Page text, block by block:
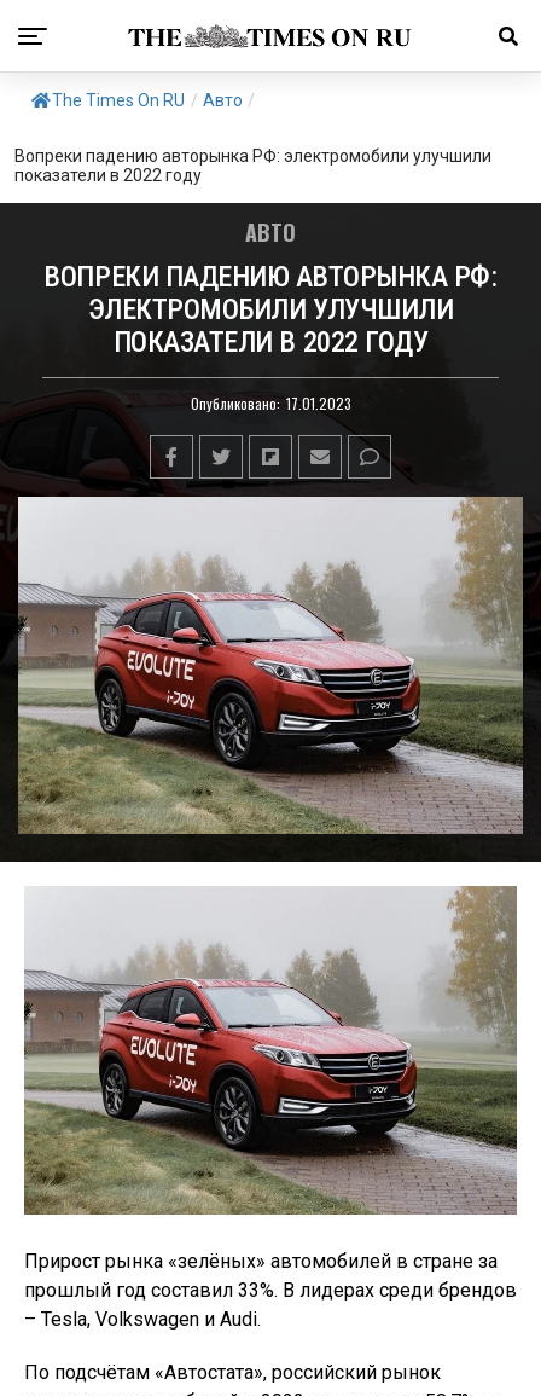
The Times On RU / Авто /
Вопреки падению авторынка РФ: электромобили улучшили
показатели в 2022 году
АВТО
ВОПРЕКИ ПАДЕНИЮ АВТОРЫНКА РФ:
ЭЛЕКТРОМОБИЛИ УЛУЧШИЛИ
ПОКАЗАТЕЛИ В 2022 ГОДУ
Опубликовано: 17.01.2023
Прирост рынка «зелёных» автомобилей в стране за
прошлый год составил 33%. В лидерах среди брендов
– Tesla, Volkswagen и Audi.
По подсчётам «Автостата», российский рынок